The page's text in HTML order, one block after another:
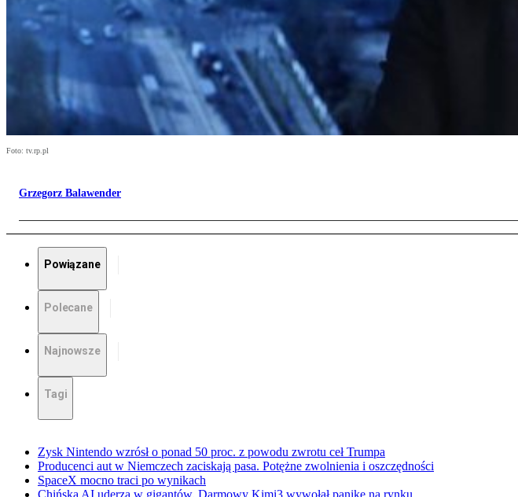
Foto: tv.rp.pl
Grzegorz Balawender
Powiązane
Polecane
Najnowsze
Tagi
Zysk Nintendo wzrósł o ponad 50 proc. z powodu zwrotu ceł Trumpa
Producenci aut w Niemczech zaciskają pasa. Potężne zwolnienia i oszczędności
SpaceX mocno traci po wynikach
Chińska AI uderza w gigantów. Darmowy Kimi3 wywołał panikę na rynku